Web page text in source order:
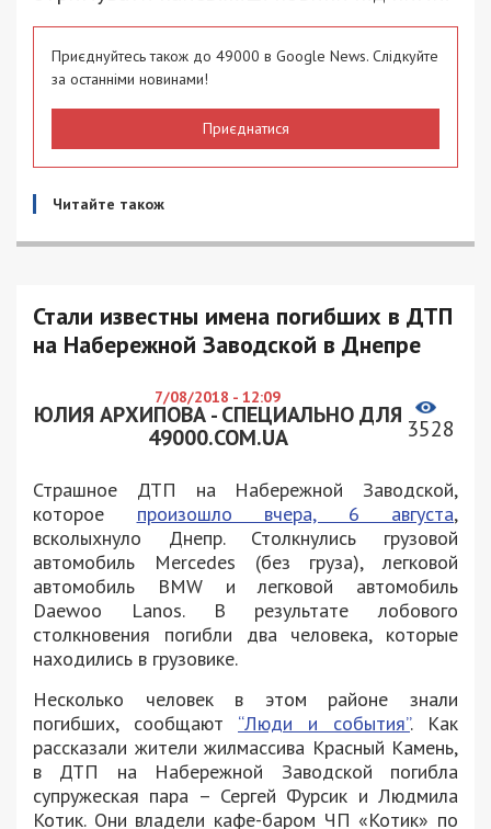
Приєднуйтесь також до 49000 в Google News. Слідкуйте
за останніми новинами!
Приєднатися
Читайте також
Стали известны имена погибших в ДТП
на Набережной Заводской в Днепре
7/08/2018 - 12:09
ЮЛИЯ АРХИПОВА - СПЕЦИАЛЬНО ДЛЯ
49000.COM.UA
3528
Страшное ДТП на Набережной Заводской,
которое произошло вчера, 6 августа,
всколыхнуло Днепр. Столкнулись грузовой
автомобиль Mercedes (без груза), легковой
автомобиль BMW и легковой автомобиль
Daewoo Lanos. В результате лобового
столкновения погибли два человека, которые
находились в грузовике.
Несколько человек в этом районе знали
погибших, сообщают “Люди и события”. Как
рассказали жители жилмассива Красный Камень,
в ДТП на Набережной Заводской погибла
супружеская пара – Сергей Фурсик и Людмила
Котик. Они владели кафе-баром ЧП «Котик» по